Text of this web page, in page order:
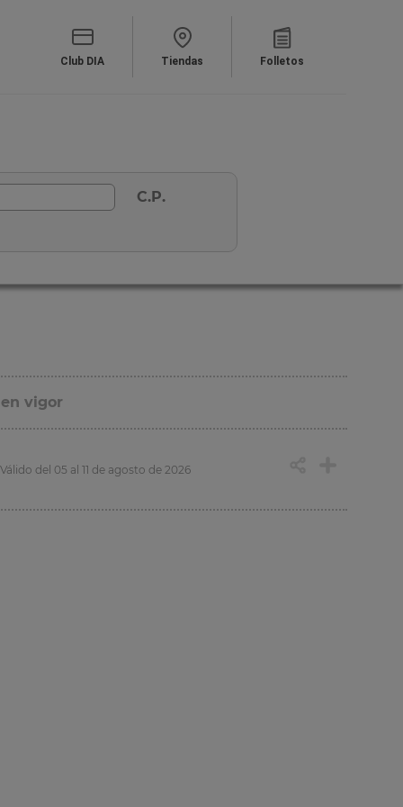
Club DIA Tiendas Folletos
C.P.
vigor
Válido del 05 al 11 de agosto de 2026